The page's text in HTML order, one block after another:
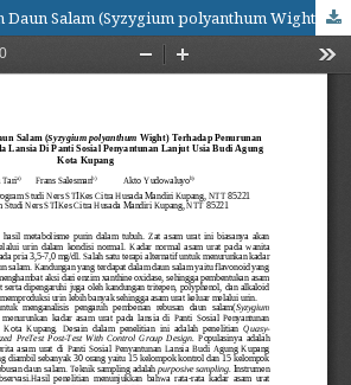
Pengaruh Rebusan Daun Salam (Syzygium polyanthum Wight) Terhadap Penurunan Kadar Asam Urat Pada Lansia Di Panti Sosial Penyantunan Lanjut Usia Budi Agung Kota Kupang